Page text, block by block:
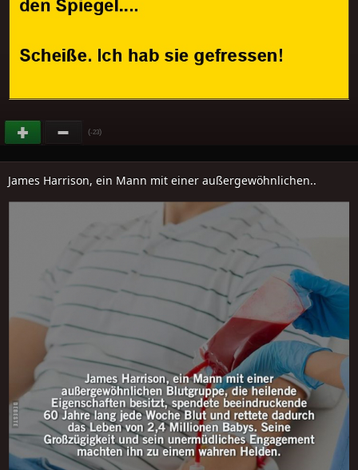
(-23)
James Harrison, ein Mann mit einer außergewöhnlichen..